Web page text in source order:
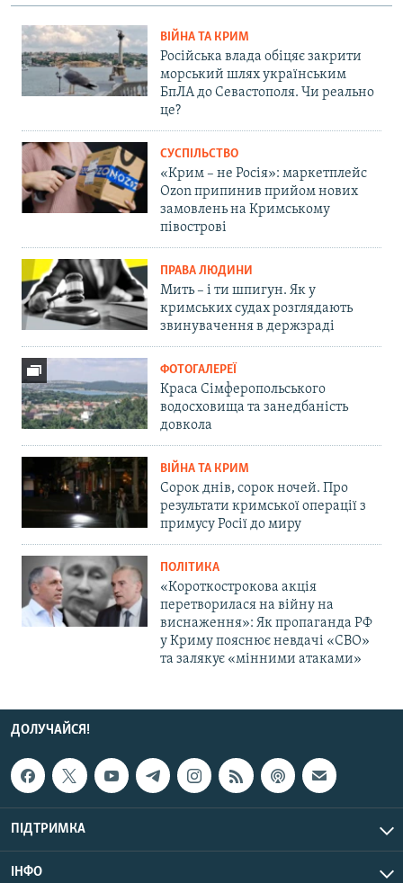
ВІЙНА ТА КРИМ
Російська влада обіцяє закрити
морський шлях українським
БпЛА до Севастополя. Чи реально
це?
СУСПІЛЬСТВО
«Крим – не Росія»: маркетплейс
Ozon припинив прийом нових
замовлень на Кримському
півострові
ПРАВА ЛЮДИНИ
Мить – і ти шпигун. Як у
кримських судах розглядають
звинувачення в держзраді
ФОТОГАЛЕРЕЇ
Краса Сімферопольського
водосховища та занедбаність
довкола
ВІЙНА ТА КРИМ
Сорок днів, сорок ночей. Про
результати кримської операції з
примусу Росії до миру
ПОЛІТИКА
«Короткострокова акція
перетворилася на війну на
виснаження»: Як пропаганда РФ
у Криму пояснює невдачі «СВО»
та залякує «мінними атаками»
ДОЛУЧАЙСЯ!
ПІДТРИМКА
ІНФО